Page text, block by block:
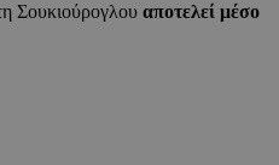
Σουκιούρογλου αποτελεί μέσο